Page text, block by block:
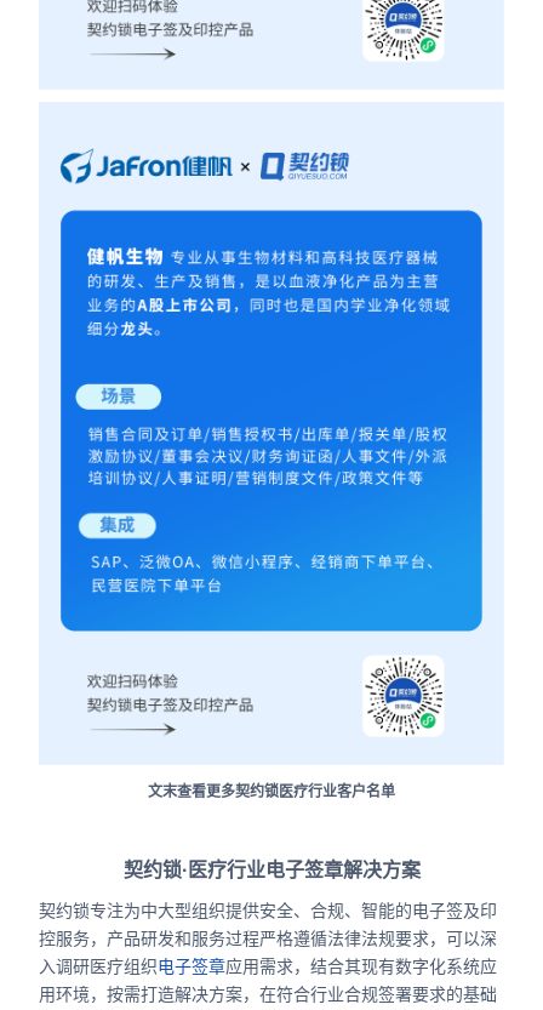
文末查看更多契约锁医疗行业客户名单
契约锁·医疗行业电子签章解决方案
契约锁专注为中大型组织提供安全、合规、智能的电子签及印
控服务，产品研发和服务过程严格遵循法律法规要求，可以深
入调研医疗组织电子签章应用需求，结合其现有数字化系统应
用环境，按需打造解决方案，在符合行业合规签署要求的基础